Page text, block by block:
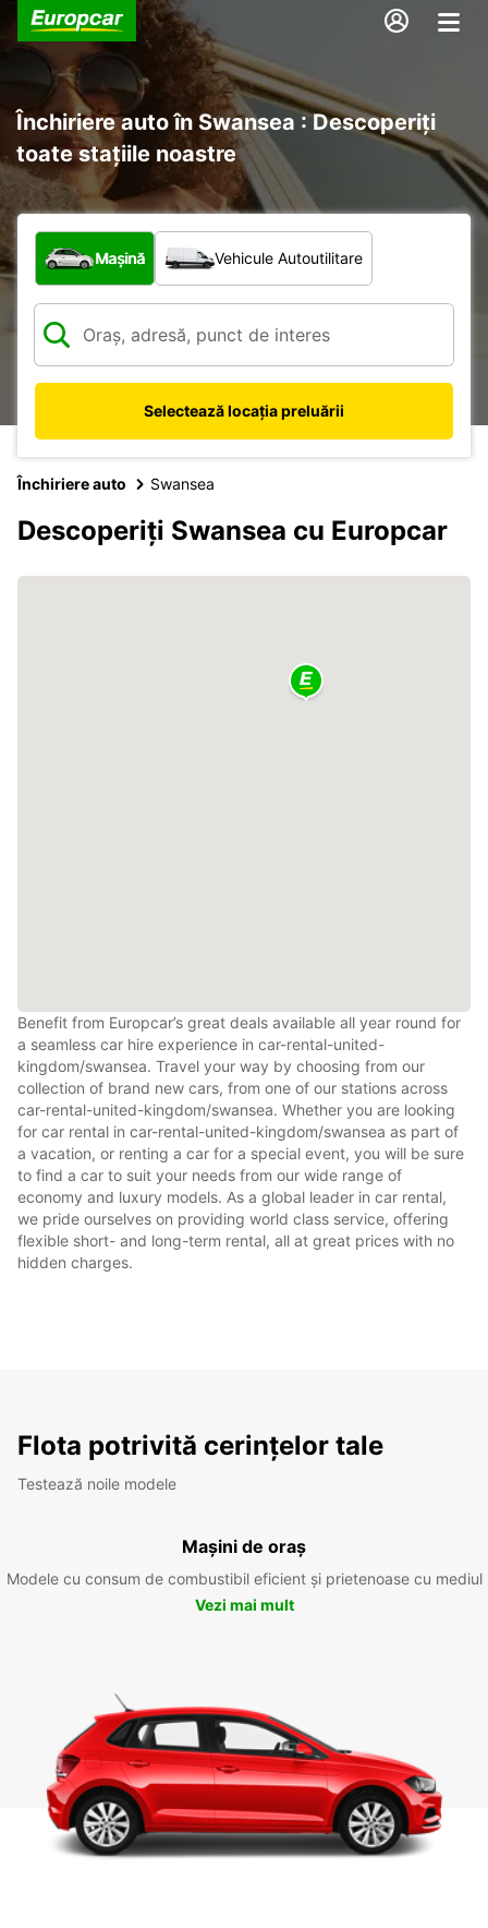
Închiriere auto în Swansea : Descoperiți
toate stațiile noastre
Ce tip de vehicul?
Mașină Vehicule Autoutilitare
Selectează locația preluării
Închiriere auto Swansea
Descoperiți Swansea cu Europcar
Benefit from Europcar’s great deals available all year round for
a seamless car hire experience in car-rental-united-
kingdom/swansea. Travel your way by choosing from our
collection of brand new cars, from one of our stations across
car-rental-united-kingdom/swansea. Whether you are looking
for car rental in car-rental-united-kingdom/swansea as part of
a vacation, or renting a car for a special event, you will be sure
to find a car to suit your needs from our wide range of
economy and luxury models. As a global leader in car rental,
we pride ourselves on providing world class service, offering
flexible short- and long-term rental, all at great prices with no
hidden charges.
Flota potrivită cerințelor tale
Testează noile modele
Mașini de oraș
Modele cu consum de combustibil eficient și prietenoase cu mediul
Vezi mai mult